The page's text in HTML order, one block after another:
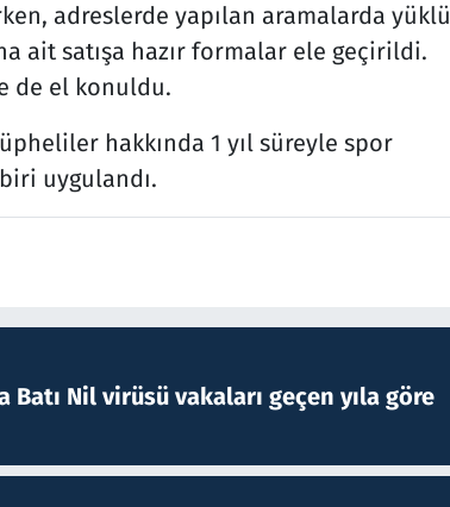
adreslerde yapılan aramalarda yüklü
ait satışa hazır formalar ele geçirildi.
de el konuldu.
hakkında 1 yıl süreyle spor
uygulandı.
Batı Nil virüsü vakaları geçen yıla göre